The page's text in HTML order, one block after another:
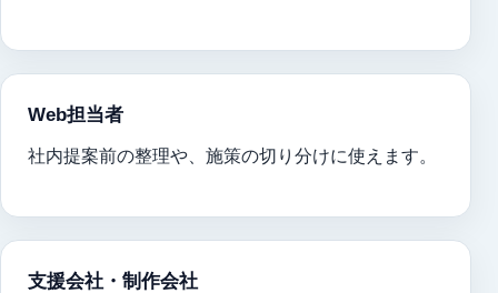
Web担当者
社内提案前の整理や、施策の切り分けに使えます。
支援会社・制作会社